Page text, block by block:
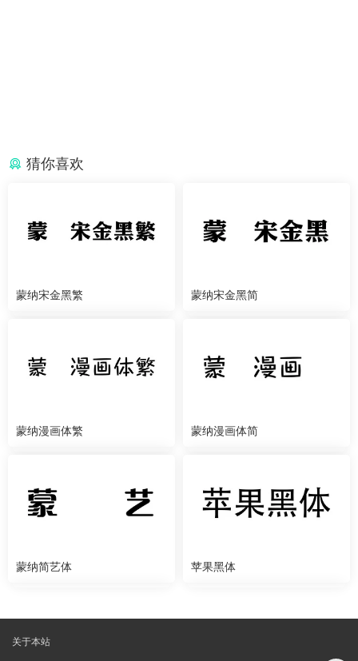
猜你喜欢
蒙纳宋金黑繁 蒙纳宋金黑简
蒙纳漫画体繁 蒙纳漫画体简
蒙纳简艺体 苹果黑体
关于本站